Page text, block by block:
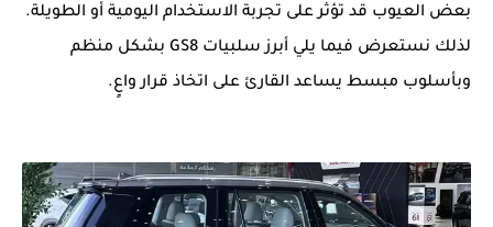
بعض العيوب قد تؤثر على تجربة الاستخدام اليومية أو الطويلة.
لذلك نستعرض فيما يلي أبرز سلبيات GS8 بشكل منظم
وبأسلوب مبسط يساعد القارئ على اتخاذ قرار واعٍ.